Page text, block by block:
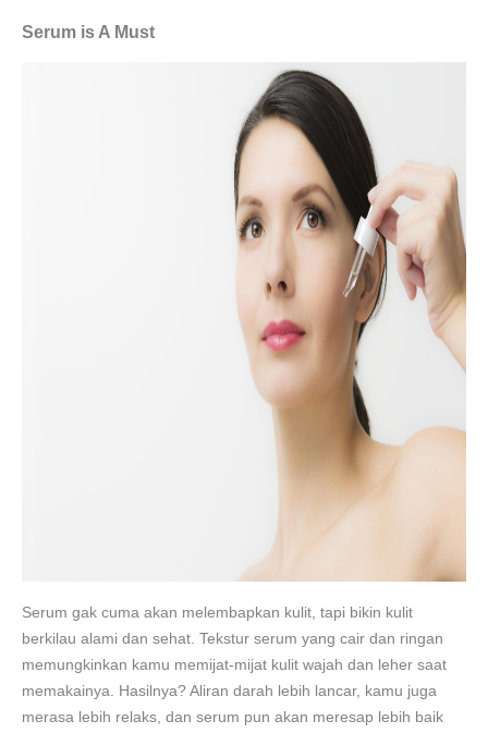
Serum is A Must
Serum gak cuma akan melembapkan kulit, tapi bikin kulit
berkilau alami dan sehat. Tekstur serum yang cair dan ringan
memungkinkan kamu memijat-mijat kulit wajah dan leher saat
memakainya. Hasilnya? Aliran darah lebih lancar, kamu juga
merasa lebih relaks, dan serum pun akan meresap lebih baik